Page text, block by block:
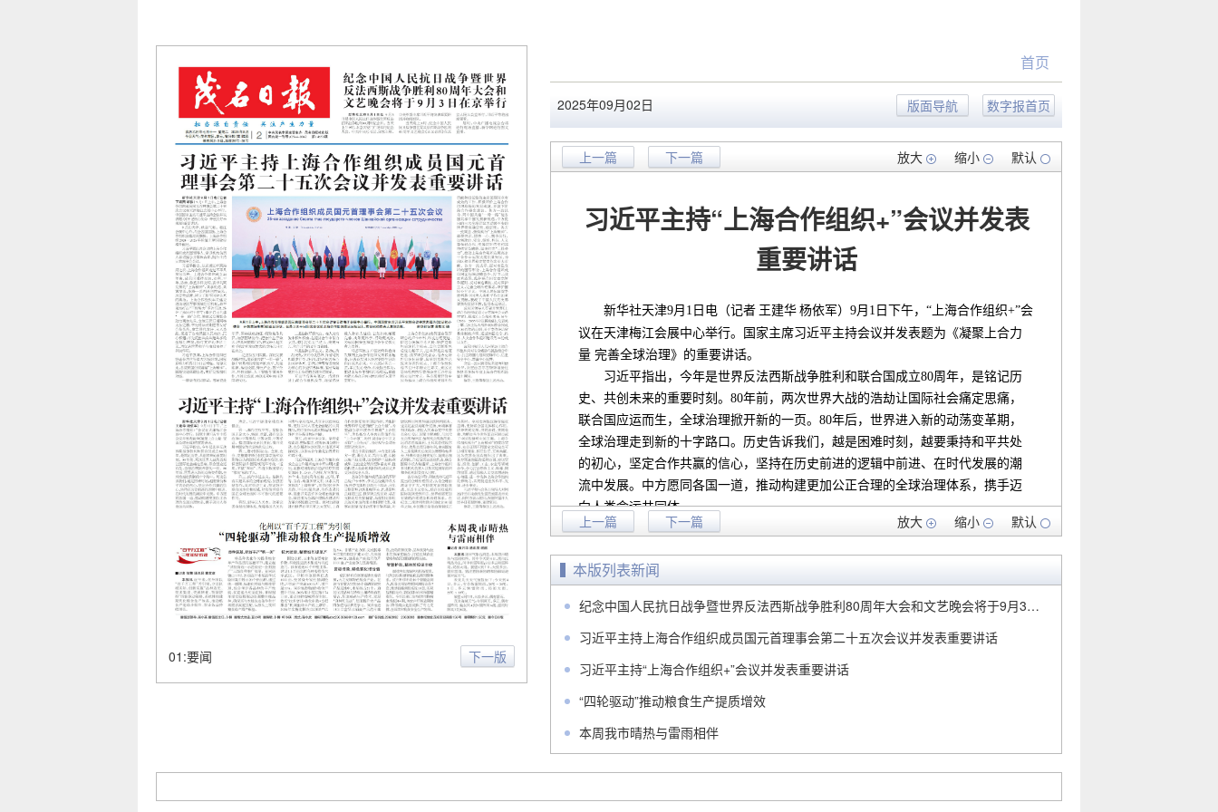
01:要闻 下一版
首页
2025年09月02日 版面导航 数字报首页
上一篇 下一篇 放大 缩小 默认
习近平主持“上海合作组织+”会议并发表
重要讲话
新华社天津9月1日电（记者 王建华 杨依军）9月1日下午，“上海合作组织+”会
议在天津梅江会展中心举行。国家主席习近平主持会议并发表题为《凝聚上合力
量 完善全球治理》的重要讲话。
习近平指出，今年是世界反法西斯战争胜利和联合国成立80周年，是铭记历
史、共创未来的重要时刻。80年前，两次世界大战的浩劫让国际社会痛定思痛，
联合国应运而生，全球治理掀开新的一页。80年后，世界进入新的动荡变革期，
全球治理走到新的十字路口。历史告诉我们，越是困难时刻，越要秉持和平共处
的初心，坚定合作共赢的信心，坚持在历史前进的逻辑中前进、在时代发展的潮
流中发展。中方愿同各国一道，推动构建更加公正合理的全球治理体系，携手迈
向人类命运共同体。
为此，习近平提出全球治理倡议：
等参与、平等决策、平等受益。推进国际关系民主化，提升发展中国家的代表性
第二，遵守国际法治。全面、充分、完整遵守联合国宪章宗旨和原则等公认
的国际关系基本准则，确保国际法和国际规则平等统一适用，不搞“双标”，不将少
对单边主义，坚定维护联合国地位和权威，切实发挥联合国在全球治理中不可替
代的重要作用。
上一篇 下一篇 放大 缩小 默认
本版列表新闻
纪念中国人民抗日战争暨世界反法西斯战争胜利80周年大会和文艺晚会将于9月3日在京举行
习近平主持上海合作组织成员国元首理事会第二十五次会议并发表重要讲话
习近平主持“上海合作组织+”会议并发表重要讲话
“四轮驱动”推动粮食生产提质增效
本周我市晴热与雷雨相伴